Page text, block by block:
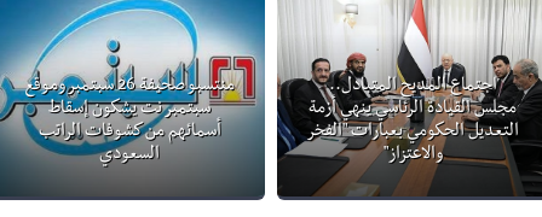
اجتماع المديح المتبادل..
مجلس القيادة الرئاسي ينهي أزمة
التعديل الحكومي بعبارات "الفخر
والاعتزاز"
منتسبو صحيفة 26 سبتمبر وموقع
سبتمبر نت يشكون إسقاط
أسمائهم من كشوفات الراتب
السعودي